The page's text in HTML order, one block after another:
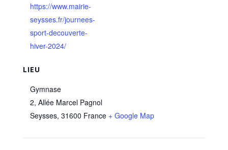
https://www.mairie-
seysses.fr/journees-
sport-decouverte-
hiver-2024/
LIEU
Gymnase
2, Allée Marcel Pagnol
Seysses, 31600 France + Google Map